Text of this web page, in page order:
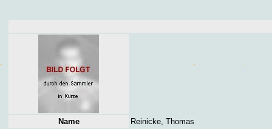
Name
Reinicke, Thomas